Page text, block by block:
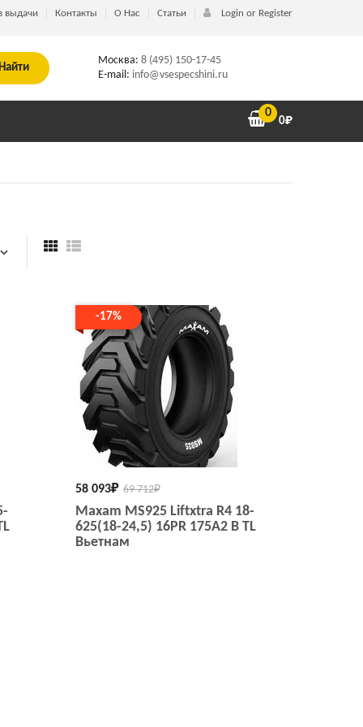
выдачи Контакты О Нас Статьи Login or Register
Москва: 8 (495) 150-17-45
E-mail: info@vsespecshini.ru
0
0₽
-17%
69 712₽
58 093₽
Maxam MS925 Liftxtra R4 18-
625(18-24,5) 16PR 175A2 B TL
Вьетнам